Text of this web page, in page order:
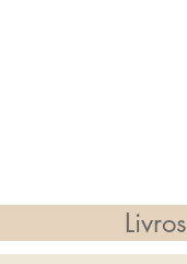
Livros